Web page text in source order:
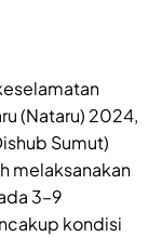
(Nataru) 2024,
Sumut)
melaksanakan
3–9
kondisi